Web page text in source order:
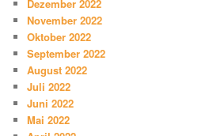
Dezember 2022
November 2022
Oktober 2022
September 2022
August 2022
Juli 2022
Juni 2022
Mai 2022